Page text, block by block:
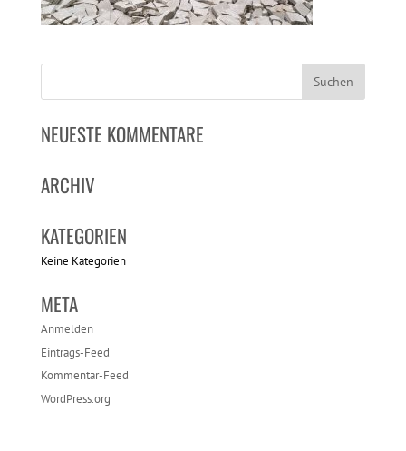
NEUESTE KOMMENTARE
ARCHIV
KATEGORIEN
Keine Kategorien
META
Anmelden
Eintrags-Feed
Kommentar-Feed
WordPress.org